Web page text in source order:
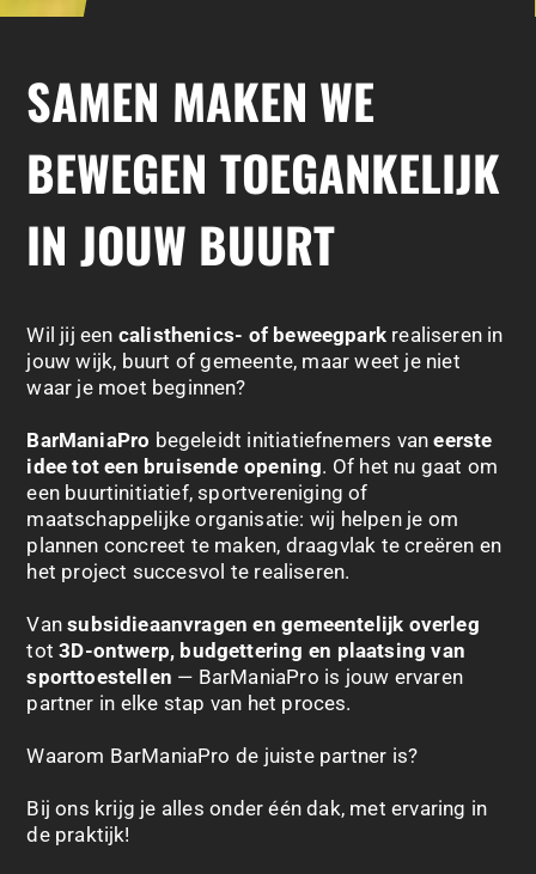
SAMEN MAKEN WE
BEWEGEN TOEGANKELIJK
IN JOUW BUURT
Wil jij een calisthenics- of beweegparkrealiseren in
jouw wijk, buurt of gemeente, maar weet je niet
waar je moet beginnen?
BarManiaPro begeleidt initiatiefnemers vaneerste
idee tot een bruisende opening. Of het nu gaat om
een buurtinitiatief, sportvereniging of
maatschappelijke organisatie: wij helpen je om
plannen concreet te maken, draagvlak te creëren en
het project succesvol te realiseren.
Vansubsidieaanvragen en gemeentelijk overleg
tot3D-ontwerp, budgettering en plaatsing van
sporttoestellen — BarManiaPro is jouw ervaren
partner in elke stap van het proces.
Waarom BarManiaPro de juiste partner is?
Bij ons krijg je alles onder één dak, met ervaring in
de praktijk!